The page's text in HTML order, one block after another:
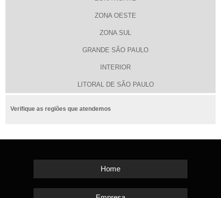
ZONA OESTE
ZONA SUL
GRANDE SÃO PAULO
INTERIOR
LITORAL DE SÃO PAULO
Verifique as regiões que atendemos
Home